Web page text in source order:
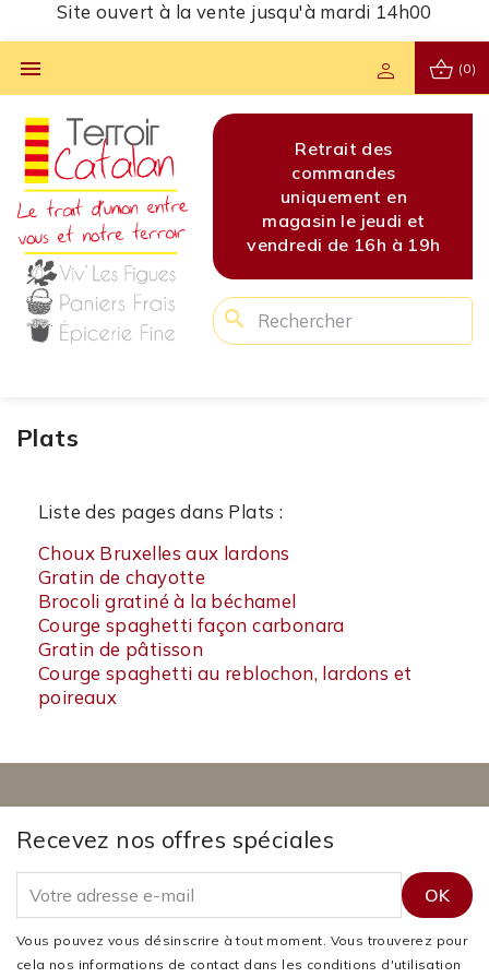
Site ouvert à la vente jusqu'à mardi 14h00
 shopping_basket (0)
person
et
19h
Site ouvert à la vente
jusqu'à mardi 14h00
Retrait des
commandes
uniquement en
magasin le jeudi et
vendredi de 16h à 19h
search
Plats
Liste des pages dans Plats :
Choux Bruxelles aux lardons
Gratin de chayotte
Brocoli gratiné à la béchamel
Courge spaghetti façon carbonara
Gratin de pâtisson
Courge spaghetti au reblochon, lardons et
poireaux
Recevez nos offres spéciales
Vous pouvez vous désinscrire à tout moment. Vous trouverez pour
cela nos informations de contact dans les conditions d'utilisation